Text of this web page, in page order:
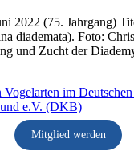
2022 (75. Jahrgang)
diademata). Foto:
und Zucht der
Mitglied werden